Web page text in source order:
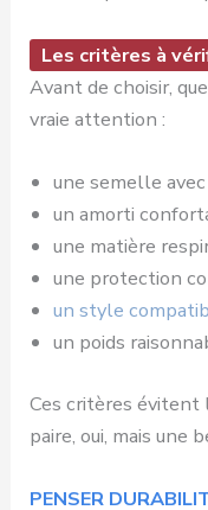
Les critères à
Avant de choisir,
vraie attention :
une semelle
un amorti
une matière
une protection
un style
un poids
Ces critères
paire, oui, mais une
PENSER